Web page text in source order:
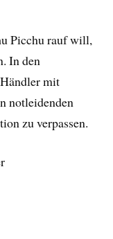
Picchu rauf will,
In den
mit
notleidenden
zu verpassen.